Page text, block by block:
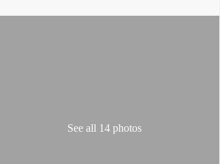
See all 14 photos